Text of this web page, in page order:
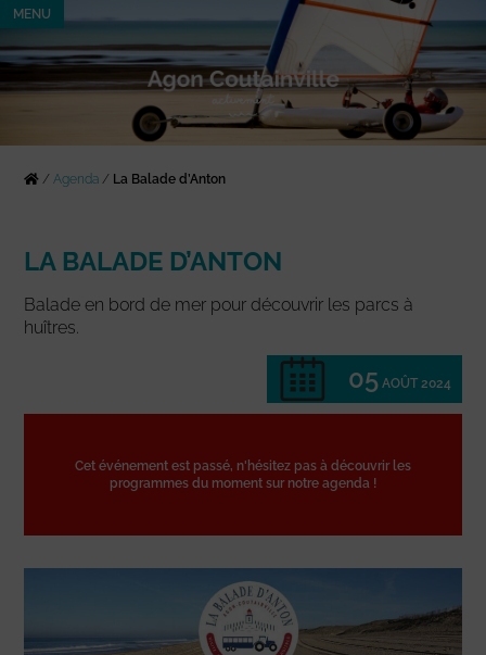
MENU
/Agenda / La Balade d’Anton
LA BALADE D’ANTON
Balade en bord de mer pour découvrir les parcs à
huîtres.
05 AOÛT 2024
Cet événement est passé, n'hésitez pas à découvrir les
programmes du moment sur notre agenda !